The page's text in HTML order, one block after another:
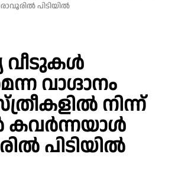
പിടിയിൽ
വീടുകൾ
വാഗ്ദാനം
നിന്ന്
കവർന്നയാൾ
പിടിയിൽ